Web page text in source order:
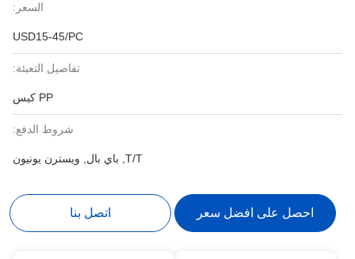
السعر:
USD15-45/PC
تفاصيل التعبئة:
PP كيس
شروط الدفع:
T/T, باي بال, ويسترن يونيون
احصل على افضل سعر اتصل بنا